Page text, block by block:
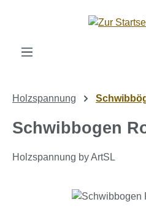
Zum Hauptinhalt springen
Holzspannung
Schwibbogen
Holzspannung by ArtSL
Bildergalerie überspringen